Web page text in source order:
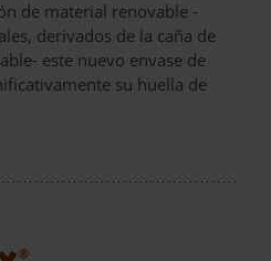
de material renovable -
derivados de la caña de
este nuevo envase de
su huella de